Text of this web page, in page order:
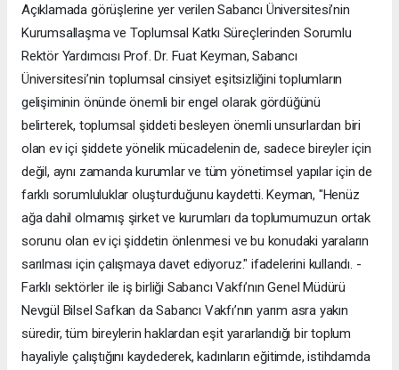
Açıklamada görüşlerine yer verilen Sabancı Üniversitesi’nin
Kurumsallaşma ve Toplumsal Katkı Süreçlerinden Sorumlu
Rektör Yardımcısı Prof. Dr. Fuat Keyman, Sabancı
Üniversitesi’nin toplumsal cinsiyet eşitsizliğini toplumların
gelişiminin önünde önemli bir engel olarak gördüğünü
belirterek, toplumsal şiddeti besleyen önemli unsurlardan biri
olan ev içi şiddete yönelik mücadelenin de, sadece bireyler için
değil, aynı zamanda kurumlar ve tüm yönetimsel yapılar için de
farklı sorumluluklar oluşturduğunu kaydetti. Keyman, "Henüz
ağa dahil olmamış şirket ve kurumları da toplumumuzun ortak
sorunu olan ev içi şiddetin önlenmesi ve bu konudaki yaraların
sarılması için çalışmaya davet ediyoruz." ifadelerini kullandı. -
Farklı sektörler ile iş birliği Sabancı Vakfı’nın Genel Müdürü
Nevgül Bilsel Safkan da Sabancı Vakfı’nın yarım asra yakın
süredir, tüm bireylerin haklardan eşit yararlandığı bir toplum
hayaliyle çalıştığını kaydederek, kadınların eğitimde, istihdamda